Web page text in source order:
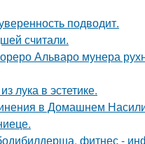
подводит.
считали.
Альваро мунера
лука в эстетике.
в Домашнем
фитнес -